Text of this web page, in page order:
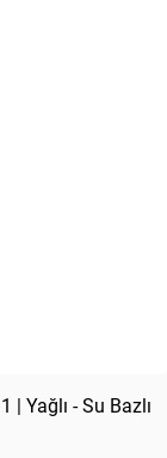
| Yağlı - Su Bazlı